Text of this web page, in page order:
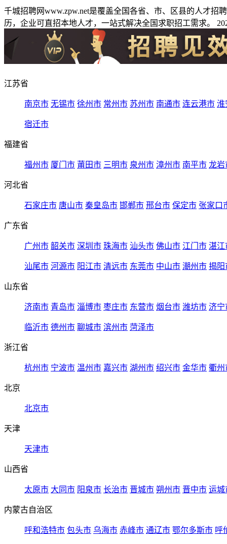
千城招聘网www.zpw.net是覆盖全国各省、市、区县的人才
历，企业可直招本地人才，一站式解决全国求职招工需求。
江苏省
南京市 无锡市 徐州市 常州市 苏州市 南通市 连云港市 淮
宿迁市
福建省
福州市 厦门市 莆田市 三明市 泉州市 漳州市 南平市 龙岩
河北省
石家庄市 唐山市 秦皇岛市 邯郸市 邢台市 保定市 张家口
广东省
广州市 韶关市 深圳市 珠海市 汕头市 佛山市 江门市 湛江
汕尾市 河源市 阳江市 清远市 东莞市 中山市 潮州市 揭阳
山东省
济南市 青岛市 淄博市 枣庄市 东营市 烟台市 潍坊市 济宁
临沂市 德州市 聊城市 滨州市 菏泽市
浙江省
杭州市 宁波市 温州市 嘉兴市 湖州市 绍兴市 金华市 衢州
北京
北京市
天津
天津市
山西省
太原市 大同市 阳泉市 长治市 晋城市 朔州市 晋中市 运城
内蒙古自治区
呼和浩特市 包头市 乌海市 赤峰市 通辽市 鄂尔多斯市 呼